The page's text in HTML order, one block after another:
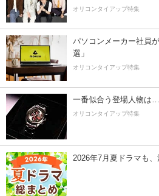
オリコンタイアップ特集
パソコンメーカー社員
選」
オリコンタイアップ特集
一番似合う登場人物は
オリコンタイアップ特集
2026年7月夏ドラマも